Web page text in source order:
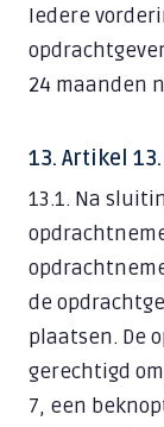
Iedere
24 maanden
13. Artikel
13.1. Na
de
plaatsen. De
gerechtigd
7, een